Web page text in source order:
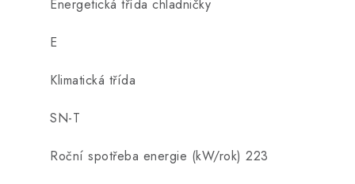
Energetická třída chladničky
E
Klimatická třída
SN-T
Roční spotřeba energie (kW/rok) 223